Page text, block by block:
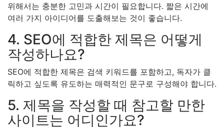
위해서는 충분한 고민과 시간이 필요합니다. 짧은 시간에
여러 가지 아이디어를 도출해보는 것이 좋습니다.
4. SEO에 적합한 제목은 어떻게
작성하나요?
SEO에 적합한 제목은 검색 키워드를 포함하고, 독자가 클
릭하고 싶도록 유도하는 매력적인 문구로 구성해야 합니다.
5. 제목을 작성할 때 참고할 만한
사이트는 어디인가요?